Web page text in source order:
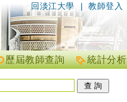
| 教師登入
回淡江大學
統計分析
歷屆教師查詢